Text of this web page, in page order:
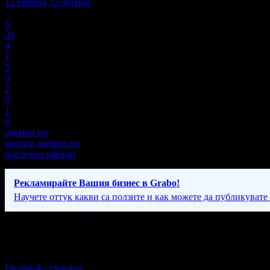
13 ревюта 32 оценки
5
31
4
1
3
0
2
0
1
0
оценки по
месеци оценки по
последни оферти
Рекламирайте Вашия бизнес в Grabo!
Научете оттук какви са ползите и как можете да публикувате
Facebook страница